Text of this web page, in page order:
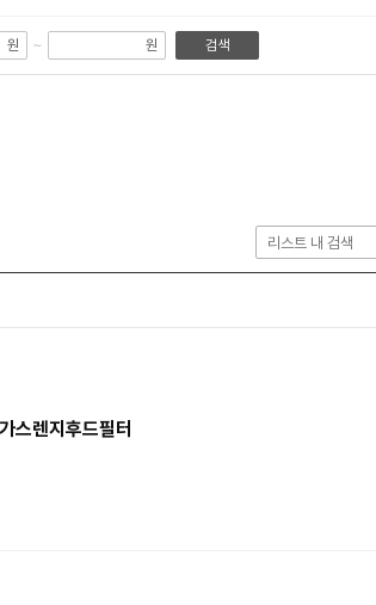
원 ~ 원 검색
스렌지후드필터